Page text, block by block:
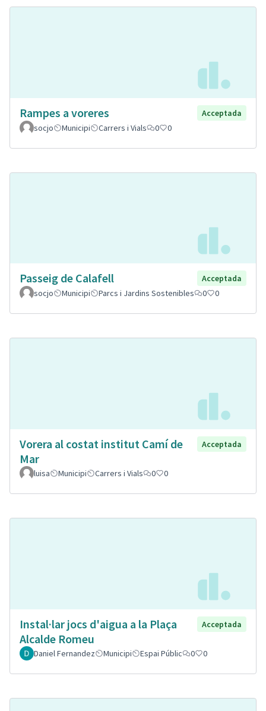
Rampes a voreres
Acceptada
socjo
Municipi Carrers i Vials 0 0
Passeig de Calafell
Acceptada
socjo
Municipi Parcs i Jardins Sostenibles 0 0
Vorera al costat institut Camí de
Mar
Acceptada
luisa Municipi Carrers i Vials 0 0
Instal·lar jocs d'aigua a la Plaça
Alcalde Romeu
Acceptada
Daniel Fernandez Municipi Espai Públic 0 0